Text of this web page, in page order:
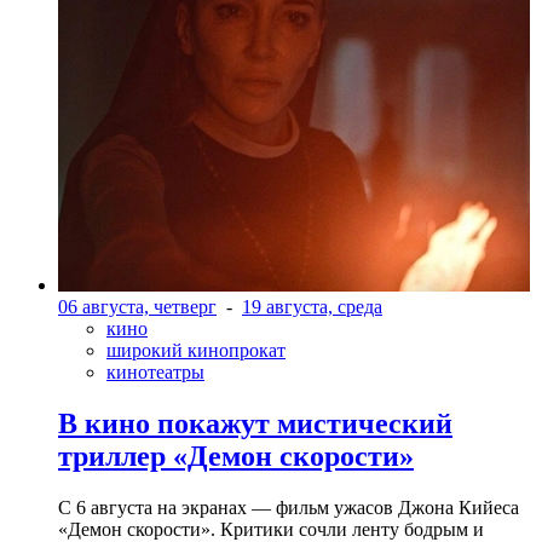
06 августа, четверг - 19 августа, среда
кино
широкий кинопрокат
кинотеатры
В кино покажут мистический
триллер «Демон скорости»
С 6 августа на экранах — фильм ужасов Джона Кийеса
«Демон скорости». Критики сочли ленту бодрым и